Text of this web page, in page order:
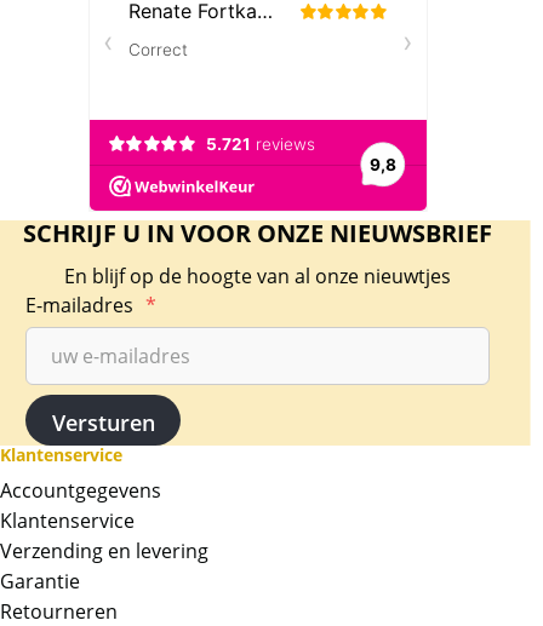
SCHRIJF U IN VOOR ONZE NIEUWSBRIEF
En blijf op de hoogte van al onze nieuwtjes
E-mailadres *
Klantenservice
Accountgegevens
Klantenservice
Verzending en levering
Garantie
Retourneren